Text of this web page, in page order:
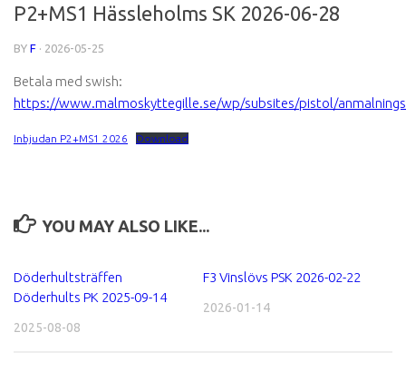
P2+MS1 Hässleholms SK 2026-06-28
BY F · 2026-05-25
Betala med swish:
https://www.malmoskyttegille.se/wp/subsites/pistol/
Inbjudan P2+MS1 2026 Download
YOU MAY ALSO LIKE...
Döderhultsträffen
Döderhults PK 2025-09-14
2025-08-08
F3 Vinslövs PSK 2026-02-22
2026-01-14